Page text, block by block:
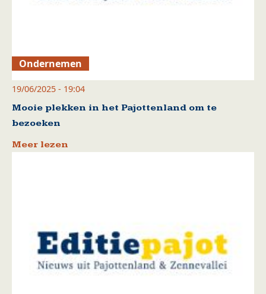
Ondernemen
19/06/2025 - 19:04
Mooie plekken in het Pajottenland om te
bezoeken
Meer lezen